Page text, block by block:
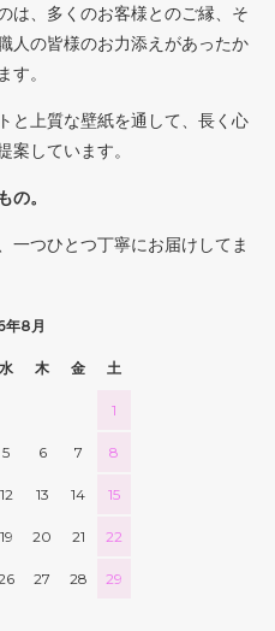
は、多くのお客様とのご縁、そ
人の皆様のお力添えがあったか
す。
と上質な壁紙を通して、長く心
案しています。
の。
一つひとつ丁寧にお届けしてま
8月
水 木 金 土
1
5 6 7 8
12 13 14 15
19 20 21 22
27 28 29